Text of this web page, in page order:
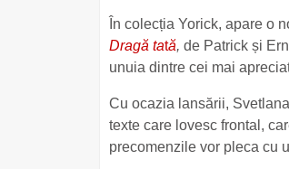
În colecția Yorick, apare o
Dragă tată, de Patrick și
unuia dintre cei mai
Cu ocazia lansării,
texte care lovesc frontal,
precomenzile vor pleca cu